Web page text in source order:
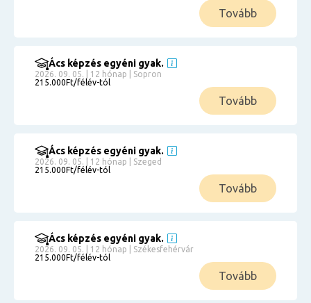
Tovább
Ács képzés egyéni gyak.
2026. 09. 05. | 12 hónap | Sopron
215.000Ft/félév-tól
Tovább
Ács képzés egyéni gyak.
2026. 09. 05. | 12 hónap | Szeged
215.000Ft/félév-tól
Tovább
Ács képzés egyéni gyak.
2026. 09. 05. | 12 hónap | Székesfehérvár
215.000Ft/félév-tól
Tovább